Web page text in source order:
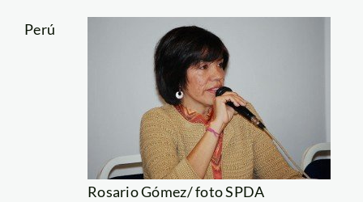
Rosario Gómez/ foto SPDA
Perú